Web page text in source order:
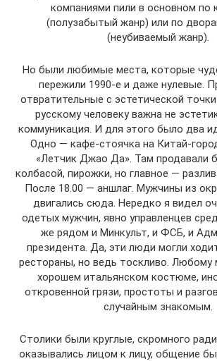
компаниями пили в основном по
(полузабытый жанр) или по
(неубиваемый жанр).
Но были любимые места, которые
пережили 1990-е и даже нулевые.
отвратительные с эстетической
русскому человеку важна не
коммуникация. И для этого было два
Одно — кафе-стоячка на Китай-
«Летчик Джао Да». Там продавали
колбасой, пирожки, но главное —
После 18.00 — аншлаг. Мужчины из
двигались сюда. Нередко я видел
одетых мужчин, явно управленцев
же рядом и Минкульт, и ФСБ, и
президента. Да, эти люди могли
рестораны, но ведь тоскливо. Любому
хорошем итальянском костюме,
откровенной грязи, простоты и
случайным знакомым.
Столики были круглые, скромного
оказывались лицом к лицу, общение